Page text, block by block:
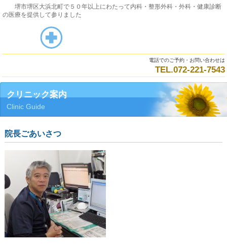
堺市堺区大浜北町で５０年以上にわたって内科・整形外科・外科・健康診断
の医療を提供して参りました
電話でのご予約・お問い合わせは
TEL.072‐221‐7543
クリニック案内
Clinic Guide
院長ごあいさつ